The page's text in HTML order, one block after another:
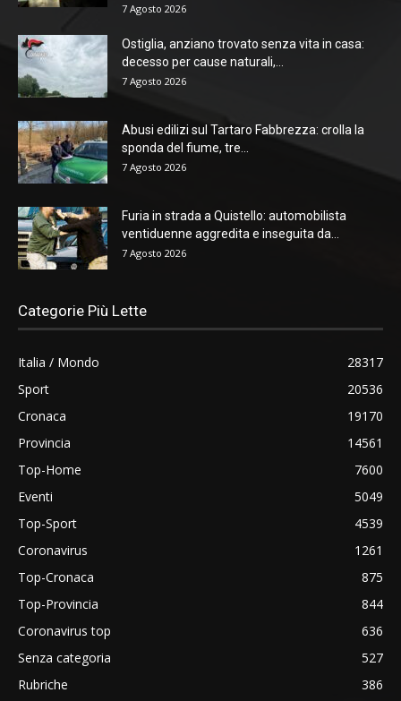
7 Agosto 2026
Ostiglia, anziano trovato senza vita in casa:
decesso per cause naturali,...
7 Agosto 2026
Abusi edilizi sul Tartaro Fabbrezza: crolla la
sponda del fiume, tre...
7 Agosto 2026
Furia in strada a Quistello: automobilista
ventiduenne aggredita e inseguita da...
7 Agosto 2026
Categorie Più Lette
Italia / Mondo
28317
Sport
20536
Cronaca
19170
Provincia
14561
Top-Home
7600
Eventi
5049
Top-Sport
4539
Coronavirus
1261
Top-Cronaca
875
Top-Provincia
844
Coronavirus top
636
Senza categoria
527
Rubriche
386